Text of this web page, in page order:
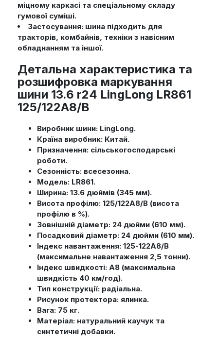
міцному каркасі та спеціальному складу
гумової суміші.
Застосування: шина підходить для
тракторів, комбайнів, техніки з навісним
обладнанням та іншої.
Детальна характеристика та
розшифровка маркування
шини 13.6 r24 LingLong LR861
125/122A8/B
Виробник шини: LingLong.
Країна виробник: Китай.
Призначення: сільськогосподарські
роботи.
Сезонність: всесезонна.
Модель: LR861.
Ширина: 13.6 дюймів (345 мм).
Висота профілю: 125/122A8/B (висота
профілю в %).
Зовнішній діаметр: 24 дюйми (610 мм).
Посадковий діаметр: 24 дюйми (610 мм).
Індекс навантаження: 125-122A8/B
(максимальне навантаження 2,5 тонни).
Індекс швидкості: A8 (максимальна
швидкість 40 км/год).
Тип конструкції: радіальна.
Рисунок протектора: ялинка.
Вага: 75 кг.
Матеріал: натуральний каучук та
синтетичні добавки.